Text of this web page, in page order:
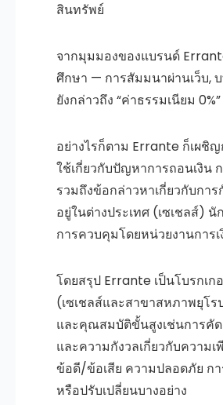
สินทรัพย์
จากมุมมองของแบรนด์
ศึกษา — การสัมมนาผ่านเว็บ,
ยังกล่าวถึง “ค่าธรรมเนียม 0%”
อย่างไรก็ตาม Errante ก็เผชิ
ใช้เกี่ยวกับปัญหาการถอนเงิ
รวมถึงข้อกล่าวหาเกี่ยวกับกา
อยู่ในต่างประเทศ (เซเชลส์)
การควบคุมโดยหน่วยงานการ
โดยสรุป Errante เป็นโบรก
(เซเชลส์และสาขาสหภาพยุโ
และคุณสมบัติขั้นสูงเช่นการคั
และความกังวลเกี่ยวกับความ
ข้อดี/ข้อเสีย ความปลอดภัย ก
หรือปรับเปลี่ยนบางอย่าง